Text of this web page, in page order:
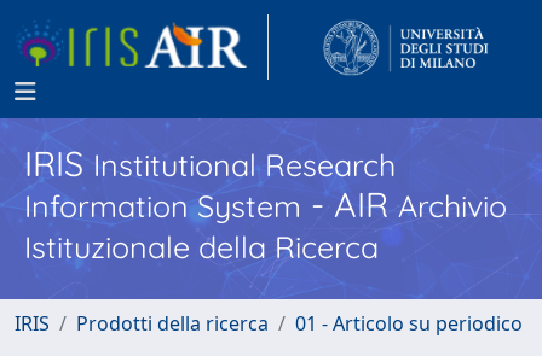
IRISInstitutional Research
Information System - AIR Archivio
Istituzionale della Ricerca
IRIS Prodotti della ricerca 01 - Articolo su periodico